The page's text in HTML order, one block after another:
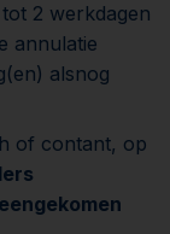
2 werkdagen
annulatie
alsnog
of contant, op